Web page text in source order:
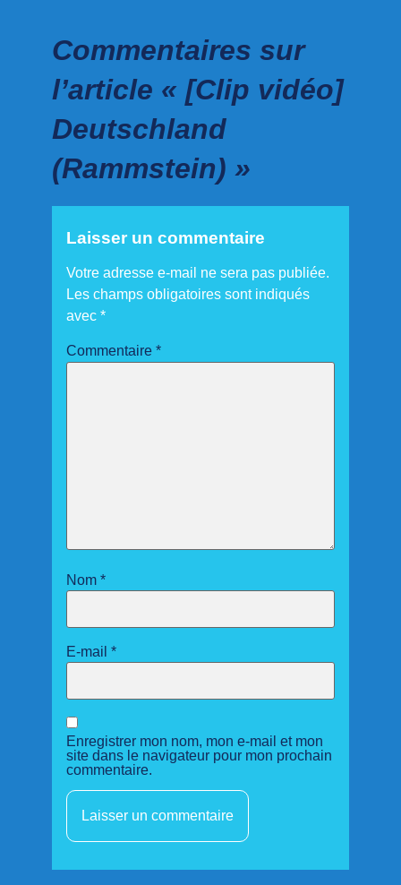
Commentaires sur
l’article « [Clip vidéo]
Deutschland
(Rammstein) »
Laisser un commentaire
Votre adresse e-mail ne sera pas publiée.
Les champs obligatoires sont indiqués
avec *
Commentaire *
Nom *
E-mail *
Enregistrer mon nom, mon e-mail et mon
site dans le navigateur pour mon prochain
commentaire.